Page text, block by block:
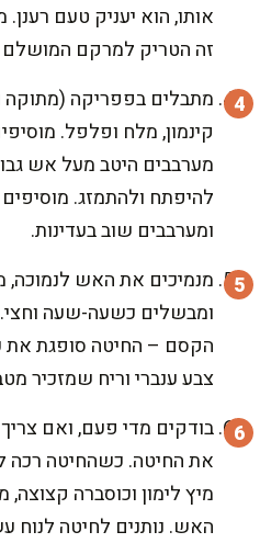
זה הטריק למרקם
מתבלים בפפריקה (מתוקה
קינמון, מלח ופלפל.
מערבבים היטב מעל אש
להיפתח ולהתמזג.
ומערבבים שוב בעדינות.
מנמיכים את האש
ומבשלים כשעה-שעה
הקסם – החיטה סופגת את
צבע ענברי וריח שמזכיר
בודקים מדי פעם, ואם
את החיטה. כשהחיטה רכה
מיץ לימון וכוסברה
האש. נותנים לחיטה לנוח